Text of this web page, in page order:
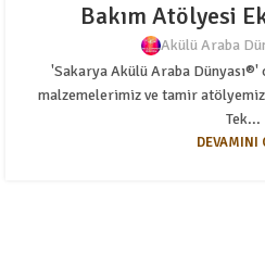
Bakım Atölyesi
Akülü Araba
'Sakarya Akülü Araba Dünyası®'
malzemelerimiz ve tamir
Tek...
DEVAMINI